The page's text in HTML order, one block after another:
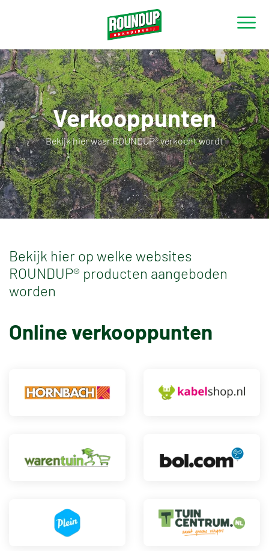
Verkooppunten
Bekijk hier waar ROUNDUP® verkocht wordt
Bekijk hier op welke websites
ROUNDUP® producten aangeboden
worden
Online verkooppunten